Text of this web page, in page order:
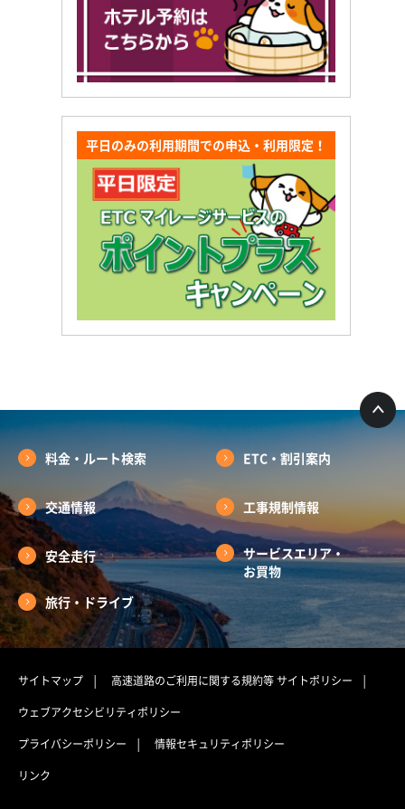
平日のみの利用期間での申込・利用限定！
料金・ルート検索 ETC・割引案内
交通情報 工事規制情報
安全走行
サービスエリア・
お買物
旅行・ドライブ
サイトマップ 高速道路のご利用に関する規約等サイトポリシー
ウェブアクセシビリティポリシー
プライバシーポリシー
情報セキュリティポリシー
リンク